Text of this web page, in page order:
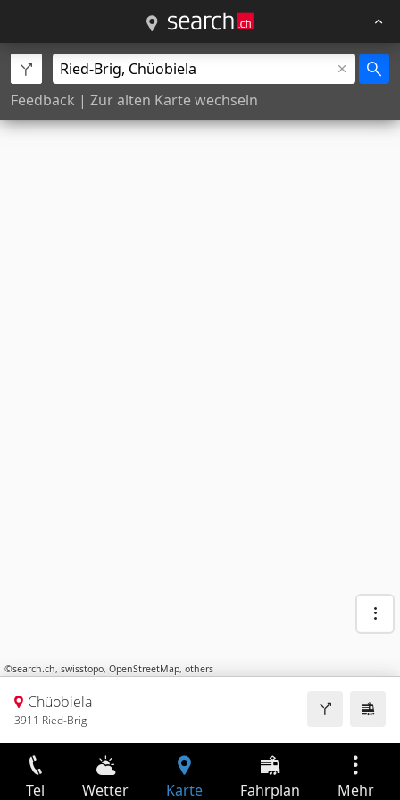
Feedback | Zur alten Karte wechseln
©search.ch, swisstopo, OpenStreetMap, others
Chüobiela
3911 Ried-Brig
Tel Wetter Karte Fahrplan Mehr